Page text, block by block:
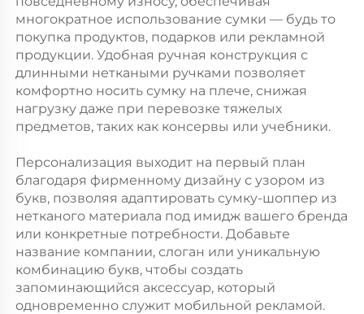
многократное использование сумки — будь то
покупка продуктов, подарков или рекламной
продукции. Удобная ручная конструкция с
длинными неткаными ручками позволяет
комфортно носить сумку на плече, снижая
нагрузку даже при перевозке тяжелых
предметов, таких как консервы или учебники.
Персонализация выходит на первый план
благодаря фирменному дизайну с узором из
букв, позволяя адаптировать сумку-шоппер из
нетканого материала под имидж вашего бренда
или конкретные потребности. Добавьте
название компании, слоган или уникальную
комбинацию букв, чтобы создать
запоминающийся аксессуар, который
одновременно служит мобильной рекламой.